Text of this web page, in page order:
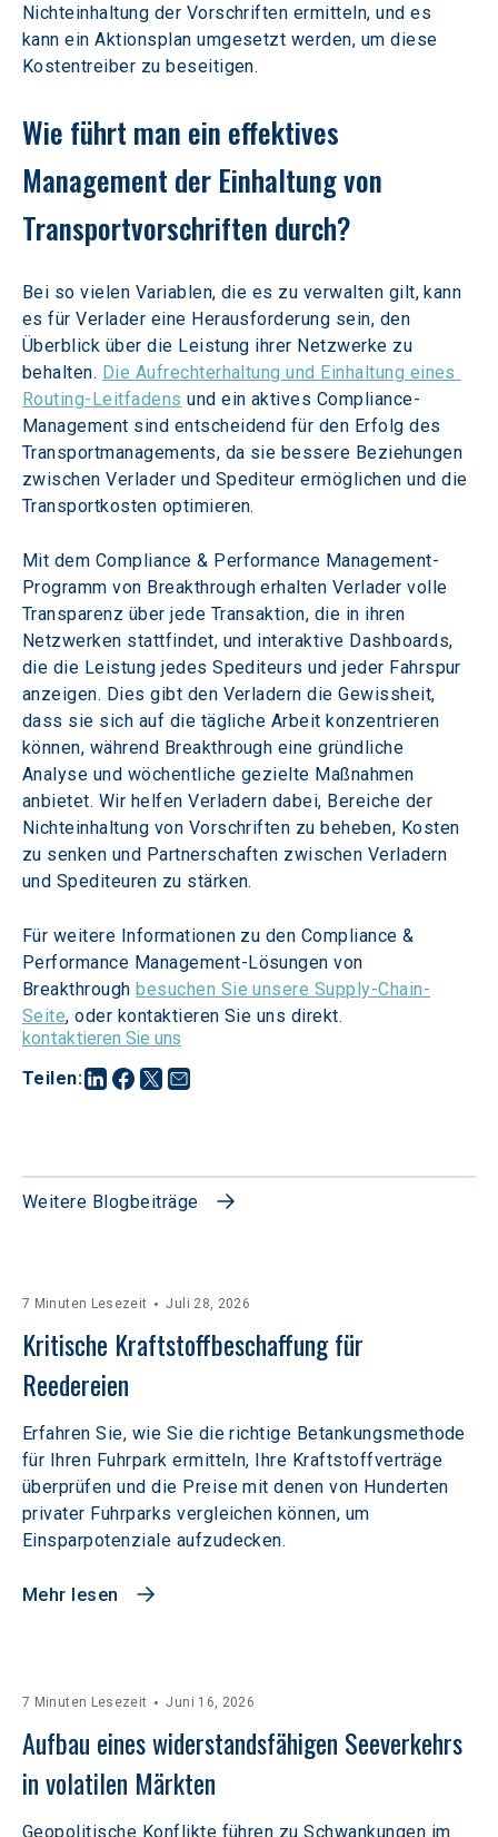
Teilen:
Nichteinhaltung der Vorschriften ermitteln, und es
kann ein Aktionsplan umgesetzt werden, um diese
Kostentreiber zu beseitigen.
Wie führt man ein effektives
Management der Einhaltung von
Transportvorschriften durch?
Bei so vielen Variablen, die es zu verwalten gilt, kann
es für Verlader eine Herausforderung sein, den
Überblick über die Leistung ihrer Netzwerke zu
behalten. Die Aufrechterhaltung und Einhaltung eines
Routing-Leitfadens und ein aktives Compliance-
Management sind entscheidend für den Erfolg des
Transportmanagements, da sie bessere Beziehungen
zwischen Verlader und Spediteur ermöglichen und die
Transportkosten optimieren.
Mit dem Compliance & Performance Management-
Programm von Breakthrough erhalten Verlader volle
Transparenz über jede Transaktion, die in ihren
Netzwerken stattfindet, und interaktive Dashboards,
die die Leistung jedes Spediteurs und jeder Fahrspur
anzeigen. Dies gibt den Verladern die Gewissheit,
dass sie sich auf die tägliche Arbeit konzentrieren
können, während Breakthrough eine gründliche
Analyse und wöchentliche gezielte Maßnahmen
anbietet. Wir helfen Verladern dabei, Bereiche der
Nichteinhaltung von Vorschriften zu beheben, Kosten
zu senken und Partnerschaften zwischen Verladern
und Spediteuren zu stärken.
Für weitere Informationen zu den Compliance &
Performance Management-Lösungen von
Breakthrough besuchen Sie unsere Supply-Chain-
Seite, oder kontaktieren Sie uns direkt.
kontaktieren Sie uns
Weitere Blogbeiträge
7 Minuten Lesezeit Juli 28, 2026
Kritische Kraftstoffbeschaffung für
Reedereien
Erfahren Sie, wie Sie die richtige Betankungsmethode
für Ihren Fuhrpark ermitteln, Ihre Kraftstoffverträge
überprüfen und die Preise mit denen von Hunderten
privater Fuhrparks vergleichen können, um
Einsparpotenziale aufzudecken.
Mehr lesen
7 Minuten Lesezeit Juni 16, 2026
Aufbau eines widerstandsfähigen Seeverkehrs
in volatilen Märkten
Geopolitische Konflikte führen zu Schwankungen im